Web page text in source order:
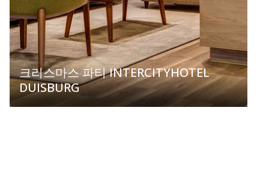
크리스마스 파티 INTERCITYHOTEL
DUISBURG